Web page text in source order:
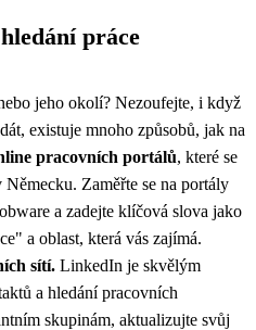
práce
jeho okolí? Nezoufejte, i když
existuje mnoho způsobů, jak na
pracovních portálů, které se
Zaměřte se na portály
a zadejte klíčová slova jako
a oblast, která vás zajímá.
sítí. LinkedIn je skvělým
a hledání pracovních
skupinám, aktualizujte svůj